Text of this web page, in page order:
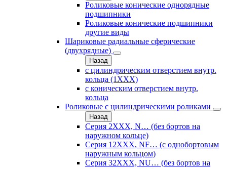
Роликовые конические однорядные
подшипники
Роликовые конические подшипники
другие виды
Шариковые радиальные сферические
(двухрядные)
Назад
с цилиндрическим отверстием внутр.
кольца (1ХХХ)
с коническим отверстием внутр.
кольца
Роликовые с цилиндрическими роликами
Назад
Серия 2ХХХ, N… (без бортов на
наружном кольце)
Серия 12ХХХ, NF… (с однобортовым
наружным кольцом)
Серия 32ХХХ, NU… (без бортов на